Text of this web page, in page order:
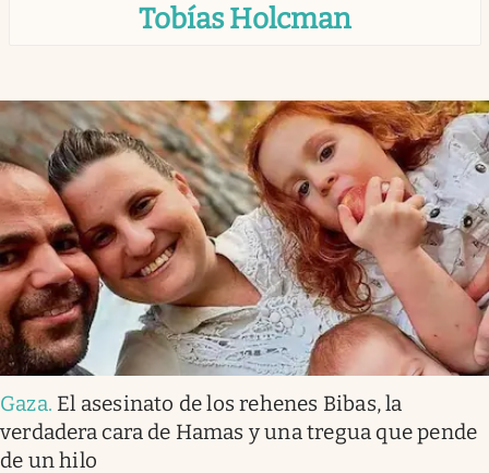
Infotechnology
Mundial 2026
Eventos Corporativos
El Cronista Studio
Mediakit
abre en nueva pestaña
Argentina
Tobías Holcman
Gaza. El asesinato de los rehenes Bibas, la
verdadera cara de Hamas y una tregua que pende
de un hilo